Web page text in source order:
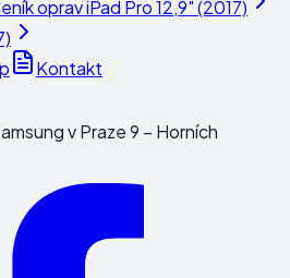
opraviPad Pro 12,9" (2017)
Kontakt
v Praze 9 – Horních